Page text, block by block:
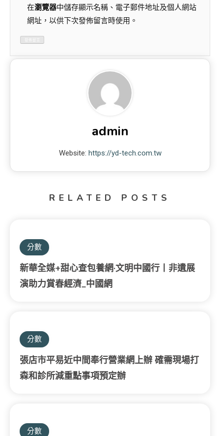
在瀏覽器中儲存顯示名稱、電子郵件地址及個人網站
網址，以供下次發佈留言時使用。
admin
Website: https://yd-tech.com.tw
RELATED POSTS
分數
新華全媒+甜心查包養網·文明中國行丨非遺展
演助力賞春經濟_中國網
分數
張店市平易近中間奉行營業網上辦 確需現場打
森和診所減重點事項預定辦
分數